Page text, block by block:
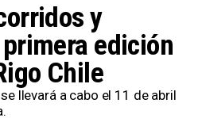
y
edición
Chile
llevará a cabo el 11 de abril